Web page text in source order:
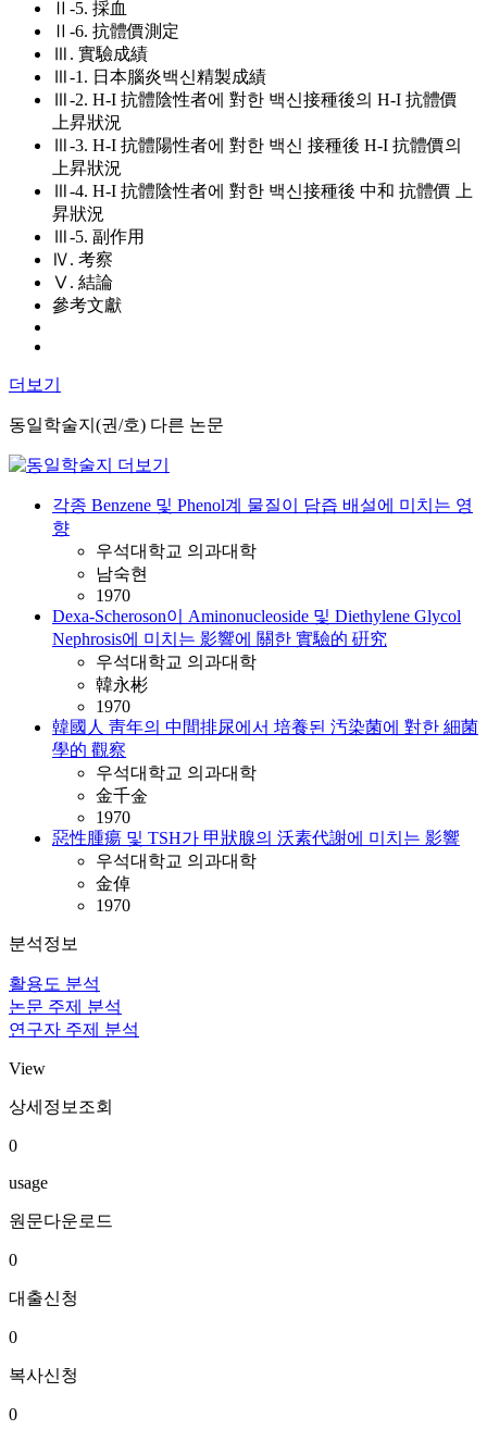
Ⅱ-5. 採血
Ⅱ-6. 抗體價測定
Ⅲ. 實驗成績
Ⅲ-1. 日本腦炎백신精製成績
Ⅲ-2. H-I 抗體陰性者에 對한 백신接種後의 H-I 抗體價
上昇狀況
Ⅲ-3. H-I 抗體陽性者에 對한 백신 接種後 H-I 抗體價의
上昇狀況
Ⅲ-4. H-I 抗體陰性者에 對한 백신接種後 中和 抗體價 上
昇狀況
Ⅲ-5. 副作用
Ⅳ. 考察
Ⅴ. 結論
參考文獻
더보기
동일학술지(권/호) 다른 논문
각종 Benzene 및 Phenol계 물질이 담즙 배설에 미치는 영
향
우석대학교 의과대학
남숙현
1970
Dexa-Scheroson이 Aminonucleoside 및 Diethylene Glycol
Nephrosis에 미치는 影響에 關한 實驗的 硏究
우석대학교 의과대학
韓永彬
1970
韓國人 靑年의 中間排尿에서 培養된 汚染菌에 對한 細菌
學的 觀察
우석대학교 의과대학
金千金
1970
惡性腫瘍 및 TSH가 甲狀腺의 沃素代謝에 미치는 影響
우석대학교 의과대학
金倬
1970
분석정보
활용도 분석
논문 주제 분석
연구자 주제 분석
View
상세정보조회
0
usage
원문다운로드
0
대출신청
0
복사신청
0